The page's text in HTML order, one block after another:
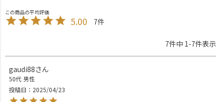
5.00 7
7件中 1-7件表示
gaudi88
50代 男性
投稿日
2025/04/23